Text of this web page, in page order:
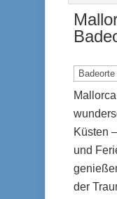
Küsten
und
der